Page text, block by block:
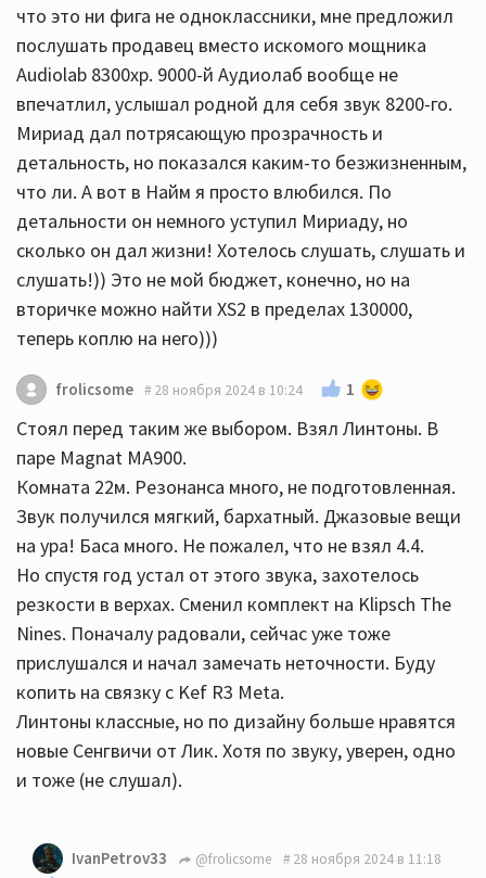
что это ни фига не одноклассники, мне предложил
послушать продавец вместо искомого мощника
Audiolab 8300xp. 9000-й Аудиолаб вообще не
впечатлил, услышал родной для себя звук 8200-го.
Мириад дал потрясающую прозрачность и
детальность, но показался каким-то безжизненным,
что ли. А вот в Найм я просто влюбился. По
детальности он немного уступил Мириаду, но
сколько он дал жизни! Хотелось слушать, слушать и
слушать!)) Это не мой бюджет, конечно, но на
вторичке можно найти XS2 в пределах 130000,
теперь коплю на него)))
frolicsome 28 ноября 2024 в 10:24 1
Стоял перед таким же выбором. Взял Линтоны. В
паре Magnat MA900.
Комната 22м. Резонанса много, не подготовленная.
Звук получился мягкий, бархатный. Джазовые вещи
на ура! Баса много. Не пожалел, что не взял 4.4.
Но спустя год устал от этого звука, захотелось
резкости в верхах. Сменил комплект на Klipsch The
Nines. Поначалу радовали, сейчас уже тоже
прислушался и начал замечать неточности. Буду
копить на связку с Kef R3 Meta.
Линтоны классные, но по дизайну больше нравятся
новые Сенгвичи от Лик. Хотя по звуку, уверен, одно
и тоже (не слушал).
IvanPetrov33 @frolicsome 28 ноября 2024 в 11:18